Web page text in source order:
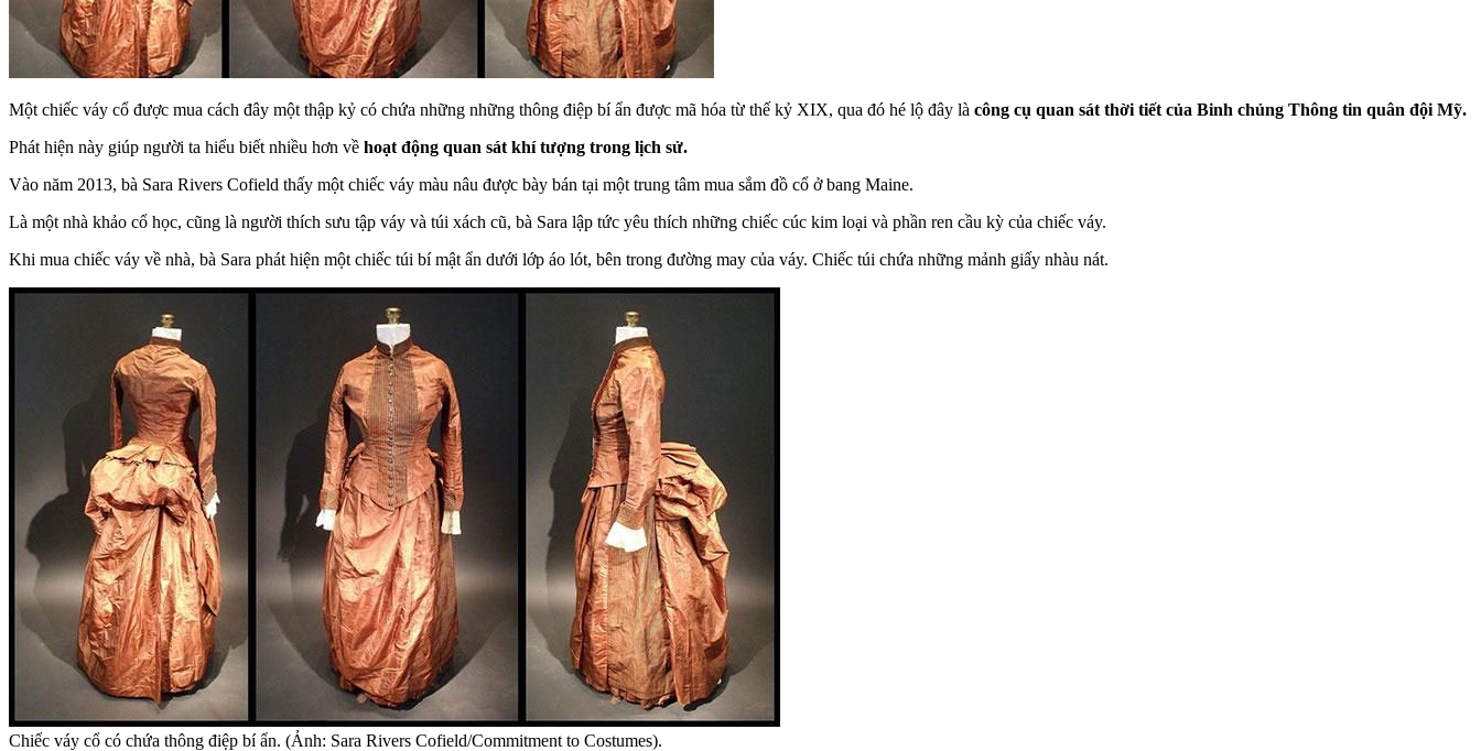
Một chiếc váy cổ được mua cách đây một thập kỷ có chứa những những thông điệp bí ẩn được mã hóa từ thế kỷ XIX, qua đó hé lộ đây là công cụ quan sát thời tiết của Binh chủng Thông tin quân đội Mỹ.
Phát hiện này giúp người ta hiểu biết nhiều hơn về hoạt động quan sát khí tượng trong lịch sử.
Vào năm 2013, bà Sara Rivers Cofield thấy một chiếc váy màu nâu được bày bán tại một trung tâm mua sắm đồ cổ ở bang Maine.
Là một nhà khảo cổ học, cũng là người thích sưu tập váy và túi xách cũ, bà Sara lập tức yêu thích những chiếc cúc kim loại và phần ren cầu kỳ của chiếc váy.
Khi mua chiếc váy về nhà, bà Sara phát hiện một chiếc túi bí mật ẩn dưới lớp áo lót, bên trong đường may của váy. Chiếc túi chứa những mảnh giấy nhàu nát.
Chiếc váy cổ có chứa thông điệp bí ẩn. (Ảnh: Sara Rivers Cofield/Commitment to Costumes).